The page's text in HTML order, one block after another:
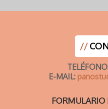
//
E-MAIL:
FORMULARIO